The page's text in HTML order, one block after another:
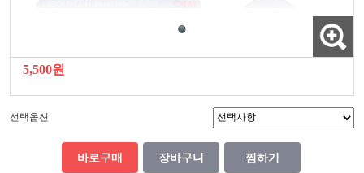
5,500원
선택옵션
바로구매 장바구니 찜하기